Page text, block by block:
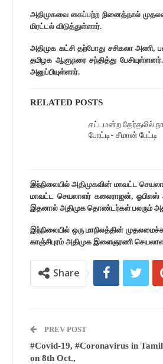
அதிமுகவை கைப்பற்ற நினைத்தால்
மிரட்டல் விடுத்துள்ளார்.
அதிமுக கட்சி தற்போது சசிகலா அணி,
தமிழக ஆளுநரை சந்தித்து
அனுப்பியுள்ளார்.
RELATED POSTS
சட்டமன்ற தேர்தலில்
போட்டி- சீமான் பேட்டி
இந்நிலையில் அதிமுகவின் மாவட்ட
மாவட்ட செயலாளர் கலைராஜன், ஓபிஎஸ்
இதனால் அதிமுக தொண்டர்கள் பலரும்
இந்நிலையில் ஒரு மாநிலத்தின்
காஞ்சிபுரம் அதிமுக இளைஞரணி
Share
PREV POST
#Covid-19, #Coronavirus in
on 8th Oct.,